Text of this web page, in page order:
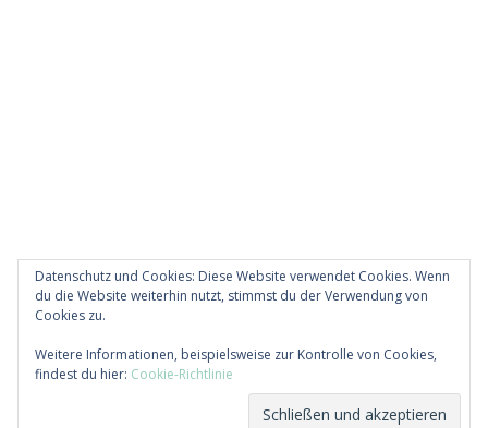
Diese Website verwendet Akismet, um Spam zu
reduzieren. Erfahre, wie deine Kommentardaten
Datenschutz und Cookies: Diese Website verwendet Cookies. Wenn
du die Website weiterhin nutzt, stimmst du der Verwendung von
Cookies zu.
Weitere Informationen, beispielsweise zur Kontrolle von Cookies,
findest du hier: Cookie-Richtlinie